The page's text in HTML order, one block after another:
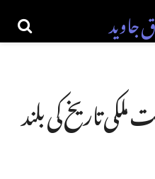
جاوید
تاریخ کی بلند